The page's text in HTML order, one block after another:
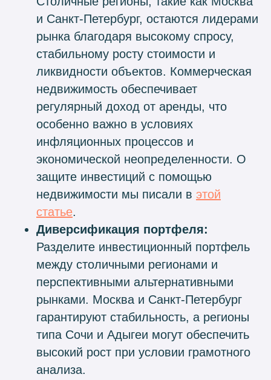
и Санкт-Петербург, остаются лидерами
рынка благодаря высокому спросу,
стабильному росту стоимости и
ликвидности объектов. Коммерческая
недвижимость обеспечивает
регулярный доход от аренды, что
особенно важно в условиях
инфляционных процессов и
экономической неопределенности. О
защите инвестиций с помощью
недвижимости мы писали в этой
статье.
Диверсификация портфеля:
Разделите инвестиционный портфель
между столичными регионами и
перспективными альтернативными
рынками. Москва и Санкт-Петербург
гарантируют стабильность, а регионы
типа Сочи и Адыгеи могут обеспечить
высокий рост при условии грамотного
анализа.